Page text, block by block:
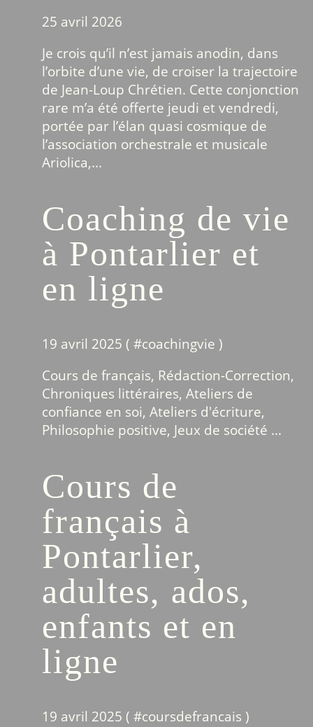
25 avril 2026
Je crois qu’il n’est jamais anodin, dans
l’orbite d’une vie, de croiser la trajectoire
de Jean-Loup Chrétien. Cette conjonction
rare m’a été offerte jeudi et vendredi,
portée par l’élan quasi cosmique de
l’association orchestrale et musicale
Ariolica,...
Coaching de vie
à Pontarlier et
en ligne
19 avril 2025 ( #coachingvie )
Cours de français, Rédaction-Correction,
Chroniques littéraires, Ateliers de
confiance en soi, Ateliers d'écriture,
Philosophie positive, Jeux de société ...
Cours de
français à
Pontarlier,
adultes, ados,
enfants et en
ligne
19 avril 2025 ( #coursdefrancais )